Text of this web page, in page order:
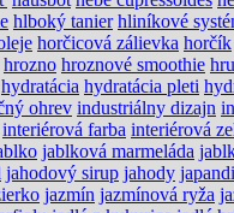
hlboký tanier hliníkové
horčicová zálievka horčík
hrozno hroznové smoothie
hydratácia hydratácia pleti
ohrev industriálny dizajn
interiérová farba interiérová
jablková marmeláda
jahodový sirup jahody japandi
jazmín jazmínová ryža